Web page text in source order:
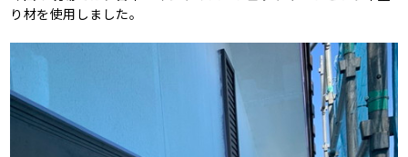
り材を使用しました。